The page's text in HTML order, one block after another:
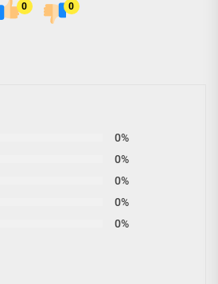
0 0
0%
0%
0%
0%
0%